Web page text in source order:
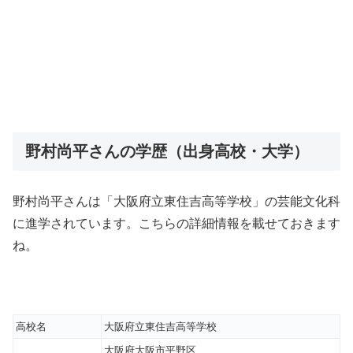
野村尚平さんの学歴（出身高校・大学）
野村尚平さんは「大阪府立東住吉高等学校」の芸能文化科
に進学されています。こちらの詳細情報を載せておきます
ね。
高校名 大阪府立東住吉高等学校
大阪府大阪市平野区